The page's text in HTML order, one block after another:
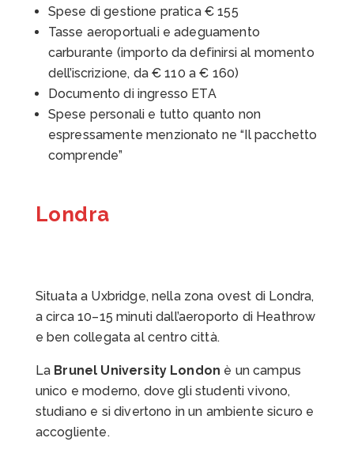
Spese di gestione pratica € 155
Tasse aeroportuali e adeguamento
carburante (importo da definirsi al momento
dell’iscrizione, da € 110 a € 160)
Documento di ingresso ETA
Spese personali e tutto quanto non
espressamente menzionato ne“Il pacchetto
comprende”
Londra
Situata a Uxbridge, nella zona ovest di Londra,
a circa 10–15 minuti dall’aeroporto di Heathrow
e ben collegata al centro città.
La Brunel University London è un campus
unico e moderno, dove gli studenti vivono,
studiano e si divertono in un ambiente sicuro e
accogliente.